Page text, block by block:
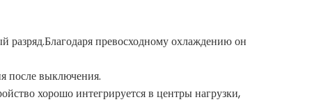
превосходному охлаждению он
после выключения.
хорошо интегрируется в центры нагрузки,